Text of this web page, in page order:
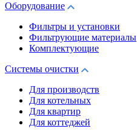
Оборудование
Фильтры и установки
Фильтрующие материалы
Комплектующие
Системы очистки
Для производств
Для котельных
Для квартир
Для коттеджей